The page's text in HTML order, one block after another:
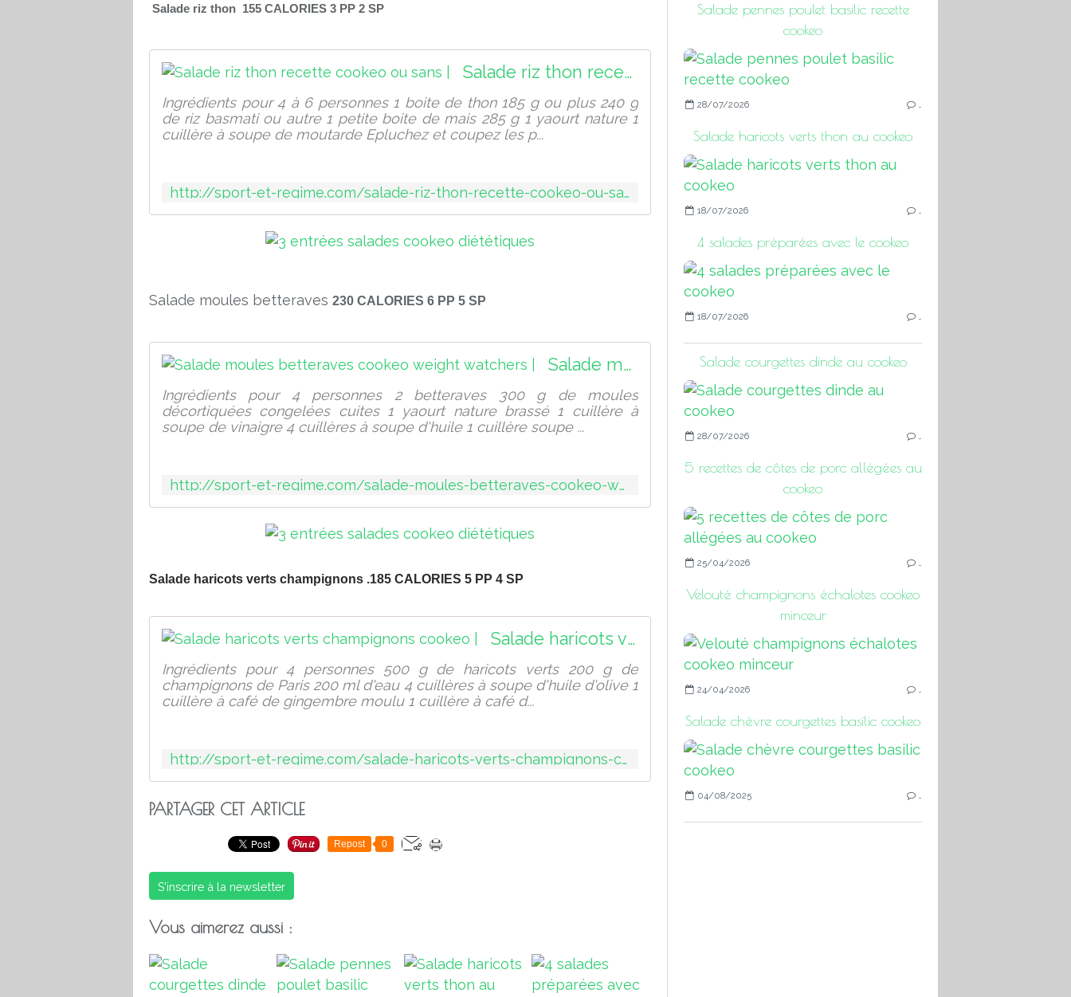
Salade riz thon 155 CALORIES 3 PP 2 SP
Salade riz thon recette cookeo ou sans |
Ingrédients pour 4 à 6 personnes 1 boite de thon 185 g ou plus 240 g
de riz basmati ou autre 1 petite boite de mais 285 g 1 yaourt nature 1
cuillère à soupe de moutarde Epluchez et coupez les p...
http://sport-et-regime.com/salade-riz-thon-recette-cookeo-ou-sans
Salade moules betteraves 230 CALORIES 6 PP 5 SP
Salade moules betteraves cookeo weight watchers |
Ingrédients pour 4 personnes 2 betteraves 300 g de moules
décortiquées congelées cuites 1 yaourt nature brassé 1 cuillère à
soupe de vinaigre 4 cuillères à soupe d'huile 1 cuillère soupe ...
http://sport-et-regime.com/salade-moules-betteraves-cookeo-weight-watchers
Salade haricots verts champignons .185 CALORIES 5 PP 4 SP
Salade haricots verts champignons cookeo |
Ingrédients pour 4 personnes 500 g de haricots verts 200 g de
champignons de Paris 200 ml d'eau 4 cuillères à soupe d'huile d'olive 1
cuillère à café de gingembre moulu 1 cuillère à café d...
http://sport-et-regime.com/salade-haricots-verts-champignons-cookeo
PARTAGER CET ARTICLE
Repost 0
S'inscrire à la newsletter
Vous aimerez aussi :
Salade pennes poulet basilic recette
cookeo
28/07/2026 …
Salade haricots verts thon au cookeo
18/07/2026 …
4 salades préparées avec le cookeo
18/07/2026 …
Salade courgettes dinde au cookeo
28/07/2026 …
5 recettes de côtes de porc allégées au
cookeo
25/04/2026 …
Velouté champignons échalotes cookeo
minceur
24/04/2026 …
Salade chèvre courgettes basilic cookeo
04/08/2025 …